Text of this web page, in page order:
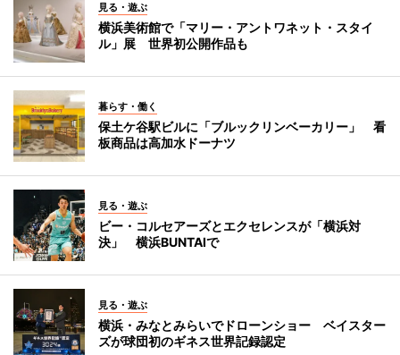
見る・遊ぶ
横浜美術館で「マリー・アントワネット・スタイ
ル」展 世界初公開作品も
暮らす・働く
保土ケ谷駅ビルに「ブルックリンベーカリー」 看
板商品は高加水ドーナツ
見る・遊ぶ
ビー・コルセアーズとエクセレンスが「横浜対
決」 横浜BUNTAIで
見る・遊ぶ
横浜・みなとみらいでドローンショー ベイスター
ズが球団初のギネス世界記録認定